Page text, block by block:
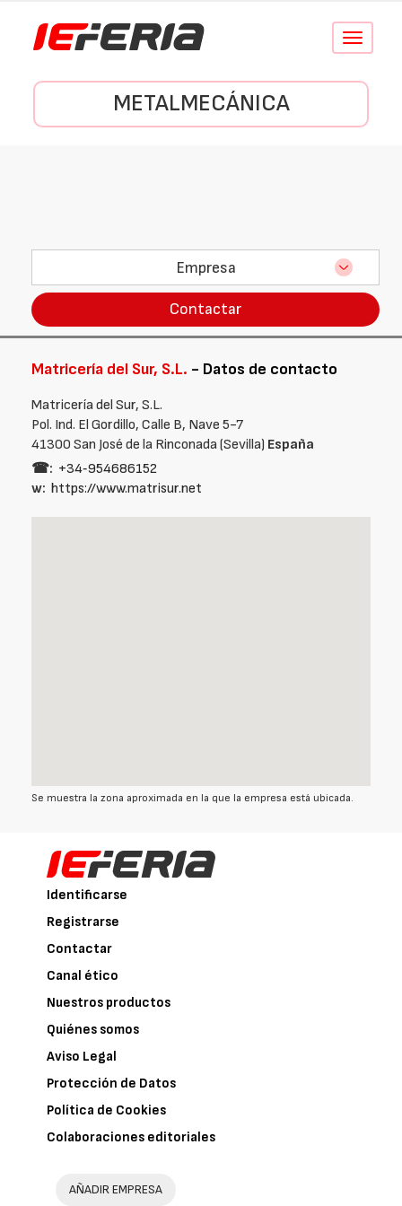
Conmutar
METALMECÁNICA
Empresa
Contactar
Matricería del Sur, S.L. - Datos de contacto
Matricería del Sur, S.L.
Pol. Ind. El Gordillo, Calle B, Nave 5-7
41300 San José de la Rinconada (Sevilla) España
☎: +34‑954686152
w: https://www.matrisur.net
Se muestra la zona aproximada en la que la empresa está ubicada.
Identificarse
Registrarse
Contactar
Canal ético
Nuestros productos
Quiénes somos
Aviso Legal
Protección de Datos
Política de Cookies
Colaboraciones editoriales
AÑADIR EMPRESA